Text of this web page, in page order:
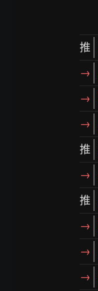
推
→
→
→
推
→
推
→
→
→